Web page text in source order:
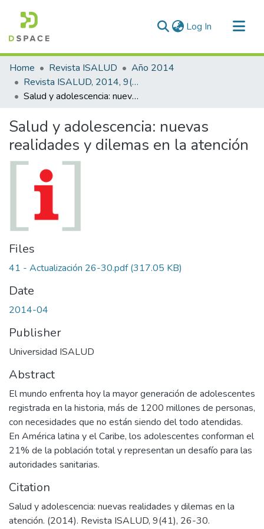
Log In (current)
Communities & Collections
All of DSpace
Statistics
Home Revista ISALUD
Año 2014
Revista ISALUD, 2014, 9(41)
Salud y adolescencia: nuevas realidades y dilemas en la atención
Salud y adolescencia: nuevas
realidades y dilemas en la atención
Files
41 - Actualización 26-30.pdf(317.05 KB)
Date
2014-04
Publisher
Universidad ISALUD
Abstract
El mundo enfrenta hoy la mayor generación de adolescentes
registrada en la historia, más de 1200 millones de personas,
con necesidades que no están siendo del todo atendidas.
En América latina y el Caribe, los adolescentes conforman el
21% de la población total y representan un desafío para las
autoridades sanitarias.
Citation
Salud y adolescencia: nuevas realidades y dilemas en la
atención. (2014). Revista ISALUD, 9(41), 26-30.